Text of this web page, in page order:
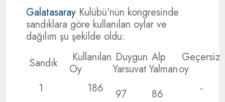
Galatasaray Kulübü'nün kongresinde
sandıklara göre kullanılan oylar ve
dağılım şu şekilde oldu:
Sandık
Kullanılan
Oy
Duygun
Yarsuvat
Alp
Yalman
Geçersiz
oy
1
186 97 86
-